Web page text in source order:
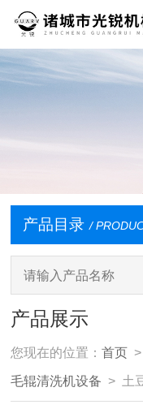
产品目录 /
产品展示
您现在的位置：首页 >
毛辊清洗机设备 > 土